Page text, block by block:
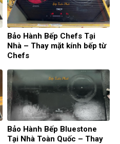
Bảo Hành Bếp Chefs Tại
Nhà – Thay mặt kính bếp từ
Chefs
Bảo Hành Bếp Bluestone
Tại Nhà Toàn Quốc – Thay